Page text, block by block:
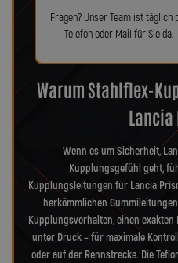
Fragen? Unser Team ist täglich
Telefon oder Mail für Sie da.
Warum Stahlflex-
Lancia
Wenn es um Sicherheit,
Kupplungsgefühl geht,
Kupplungsleitungen für Lancia
herkömmlichen
Kupplungsverhalten, einen
unter Druck – für maximale
oder auf der Rennstrecke. Die